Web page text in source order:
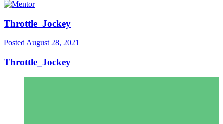
Throttle_Jockey
PostedAugust 28, 2021
Throttle_Jockey